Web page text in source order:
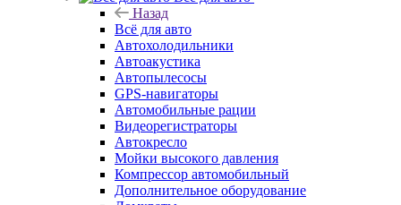
Назад
Всё для авто
Автохолодильники
Автоакустика
Автопылесосы
GPS-навигаторы
Автомобильные рации
Видеорегистраторы
Автокресло
Мойки высокого давления
Компрессор автомобильный
Дополнительное оборудование